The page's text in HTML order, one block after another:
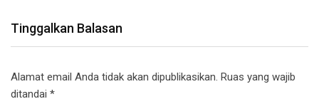
Tinggalkan Balasan
Alamat email Anda tidak akan dipublikasikan. Ruas yang wajib
ditandai *